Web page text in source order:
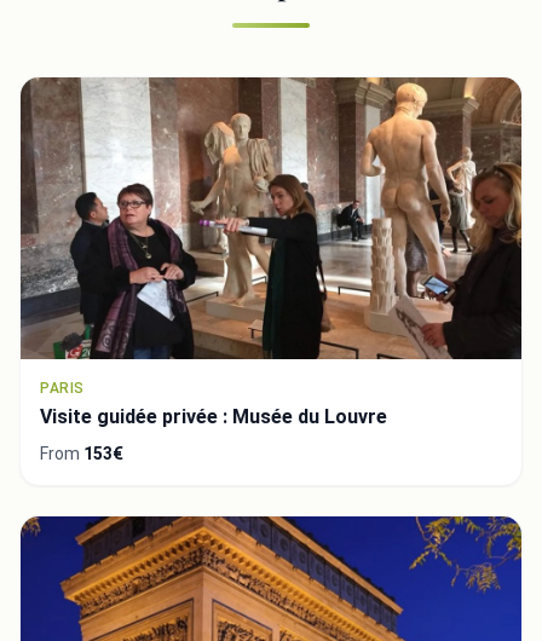
PARIS
Visite guidée privée : Musée du Louvre
From 153€